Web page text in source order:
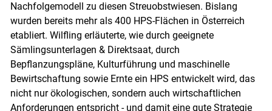
Nachfolgemodell zu diesen Streuobstwiesen. Bislang
wurden bereits mehr als 400 HPS-Flächen in Österreich
etabliert. Wilfling erläuterte, wie durch geeignete
Sämlingsunterlagen & Direktsaat, durch
Bepflanzungspläne, Kulturführung und maschinelle
Bewirtschaftung sowie Ernte ein HPS entwickelt wird, das
nicht nur ökologischen, sondern auch wirtschaftlichen
Anforderungen entspricht - und damit eine gute Strategie